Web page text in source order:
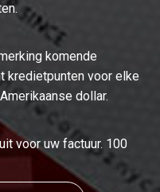
komende
kredietpunten voor elke
dollar.
voor uw factuur. 100